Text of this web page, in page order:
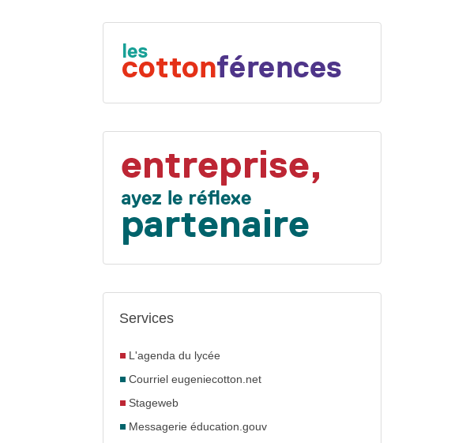
Services
L'agenda du lycée
Courriel eugeniecotton.net
Stageweb
Messagerie éducation.gouv